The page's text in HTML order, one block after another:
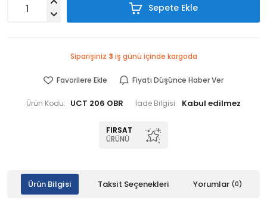
Sepete Ekle
Siparişiniz 3 iş günü içinde kargoda
Favorilere Ekle Fiyatı Düşünce Haber Ver
Ürün Kodu: UCT 206 OBR İade Bilgisi:
FIRSAT
ÜRÜNÜ
Ürün Bilgisi Taksit Seçenekleri Yorumlar (0)